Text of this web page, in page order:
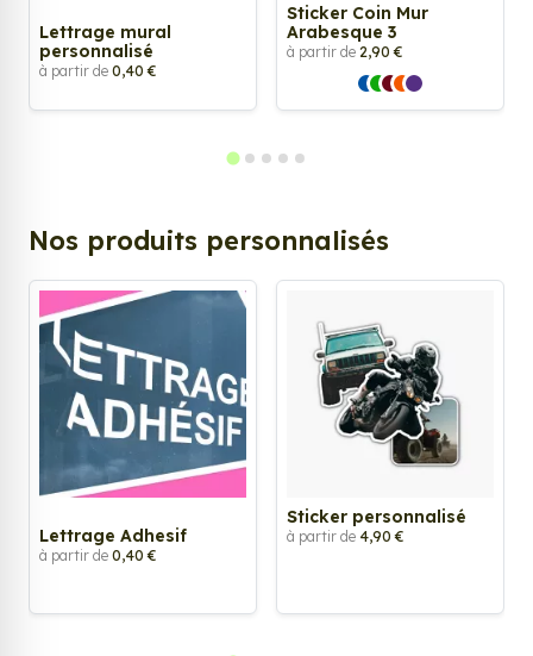
Lettrage mural
personnalisé
à partir de 0,40 €
Sticker Coin Mur
Arabesque 3
à partir de 2,90 €
Nos produits personnalisés
Lettrage Adhesif
à partir de 0,40 €
Sticker personnalisé
à partir de 4,90 €